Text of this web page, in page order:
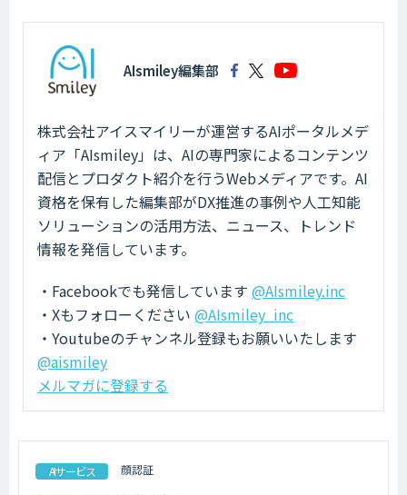
AIsmiley編集部
株式会社アイスマイリーが運営するAIポータルメデ
ィア「AIsmiley」は、AIの専門家によるコンテンツ
配信とプロダクト紹介を行うWebメディアです。AI
資格を保有した編集部がDX推進の事例や人工知能
ソリューションの活用方法、ニュース、トレンド
情報を発信しています。
・Facebookでも発信しています @AIsmiley.inc
・Xもフォローください @AIsmiley_inc
・Youtubeのチャンネル登録もお願いいたします
@aismiley
メルマガに登録する
AIサービス 顔認証